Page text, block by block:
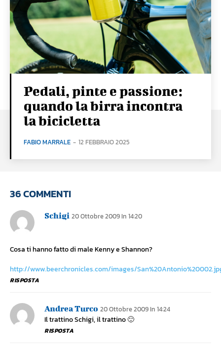
Pedali, pinte e passione:
quando la birra incontra
la bicicletta
FABIO MARRALE - 12 FEBBRAIO 2025
36 COMMENTI
Schigi 20 Ottobre 2009 In 14:20
Cosa ti hanno fatto di male Kenny e Shannon?
http://www.beerchronicles.com/images/
RISPOSTA
Andrea Turco 20 Ottobre 2009 In 14:24
Il trattino Schigi, il trattino 🙂
RISPOSTA